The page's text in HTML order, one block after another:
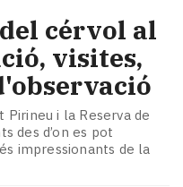
cérvol al
visites,
Pirineu i la Reserva de
des d’on es pot
impressionants de la